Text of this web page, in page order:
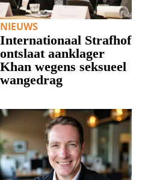
NIEUWS
Internationaal Strafhof
ontslaat aanklager
Khan wegens seksueel
wangedrag